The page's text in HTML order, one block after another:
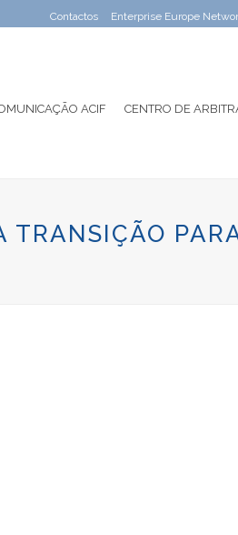
Contactos Enterprise Europe
ACIF CENTRO DE
TRANSIÇÃO